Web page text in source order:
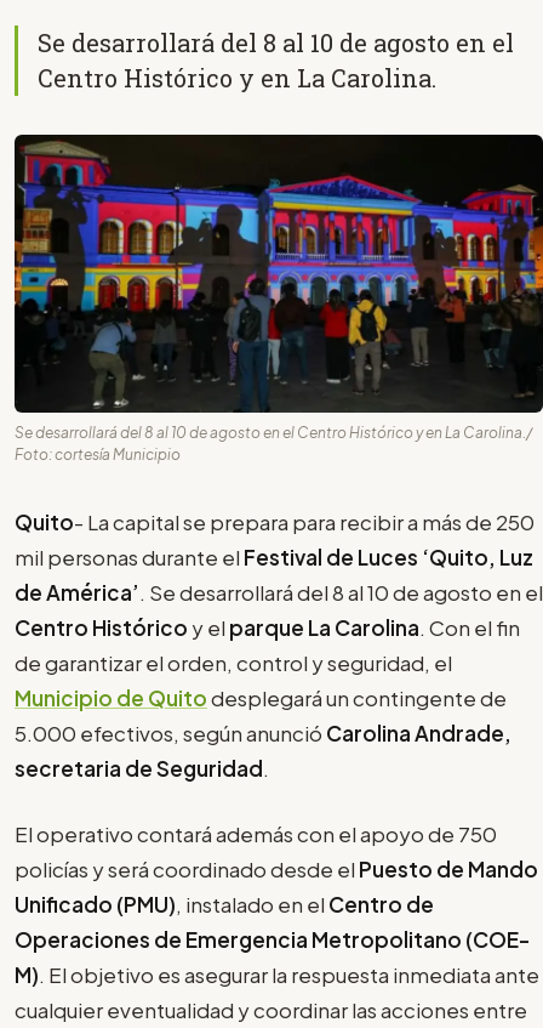
Se desarrollará del 8 al 10 de agosto en el
Centro Histórico y en La Carolina.
Se desarrollará del 8 al 10 de agosto en el Centro Histórico y en La Carolina./
Foto: cortesía Municipio
Quito- La capital se prepara para recibir a más de 250
mil personas durante el Festival de Luces ‘Quito, Luz
de América’. Se desarrollará del 8 al 10 de agosto en el
Centro Histórico y el parque La Carolina. Con el fin
de garantizar el orden, control y seguridad, el
Municipio de Quitodesplegará un contingente de
5.000 efectivos, según anunció Carolina Andrade,
secretaria de Seguridad.
El operativo contará además con el apoyo de 750
policías y será coordinado desde el Puesto de Mando
Unificado (PMU), instalado en el Centro de
Operaciones de Emergencia Metropolitano (COE-
M). El objetivo es asegurar la respuesta inmediata ante
cualquier eventualidad y coordinar las acciones entre